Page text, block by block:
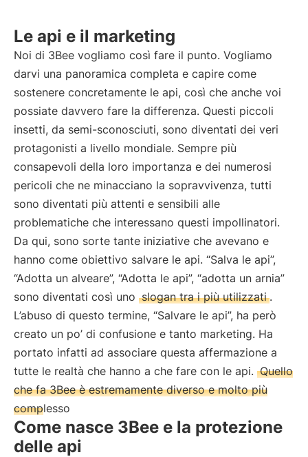
Le api e il marketing
Noi di 3Bee vogliamo così fare il punto. Vogliamo
darvi una panoramica completa e capire come
sostenere concretamente le api, così che anche voi
possiate davvero fare la differenza. Questi piccoli
insetti, da semi-sconosciuti, sono diventati dei veri
protagonisti a livello mondiale. Sempre più
consapevoli della loro importanza e dei numerosi
pericoli che ne minacciano la sopravvivenza, tutti
sono diventati più attenti e sensibili alle
problematiche che interessano questi impollinatori.
Da qui, sono sorte tante iniziative che avevano e
hanno come obiettivo salvare le api. “Salva le api”,
“Adotta un alveare”, “Adotta le api”, “adotta un arnia”
sono diventati così uno slogan tra i più utilizzati .
L’abuso di questo termine, “Salvare le api”, ha però
creato un po’ di confusione e tanto marketing. Ha
portato infatti ad associare questa affermazione a
tutte le realtà che hanno a che fare con le api. Quello
che fa 3Bee è estremamente diverso e molto più
complesso
Come nasce 3Bee e la protezione
delle api